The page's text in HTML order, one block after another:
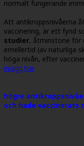
normalt fungerande
Att antikroppsnivåerna
vaccinering, är ett fynd
studier, åtminstone för
emellertid (av naturliga
höga nivån, efter
inlägg här– den i
högre
och hade vaccinerats